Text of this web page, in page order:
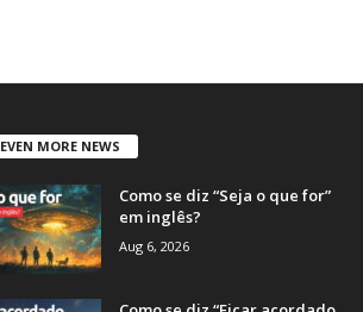
EVEN MORE NEWS
Como se diz “Seja o que for”
em inglês?
Aug 6, 2026